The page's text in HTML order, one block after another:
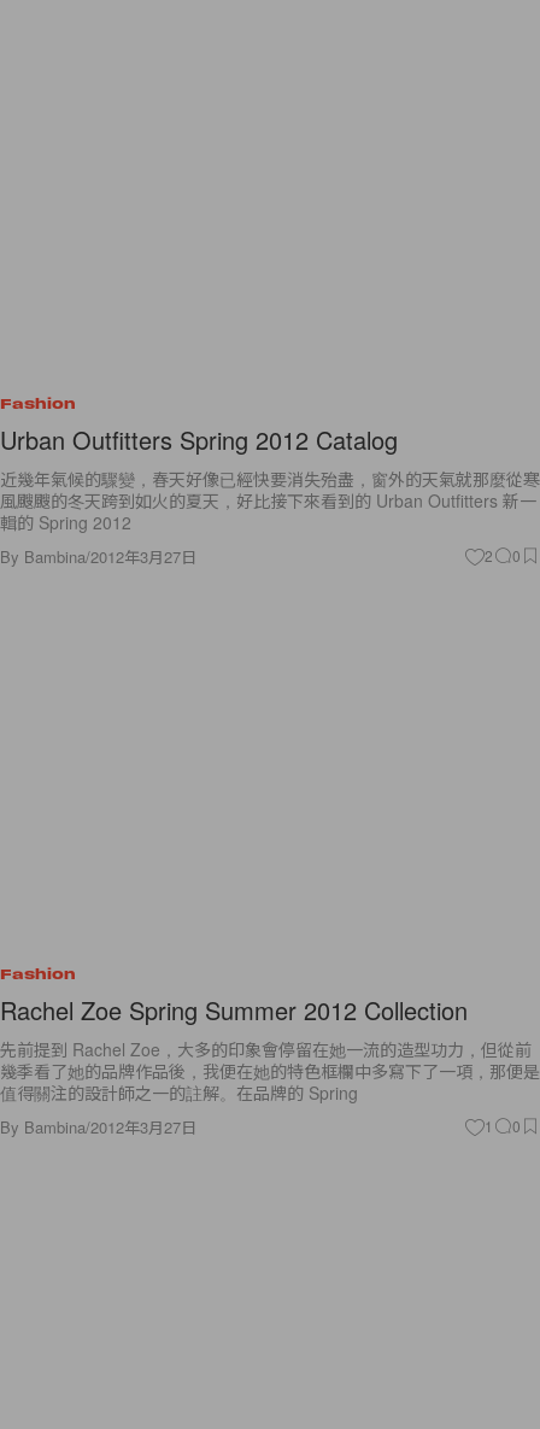
Fashion
Urban Outfitters Spring 2012 Catalog
近幾年氣候的驟變，春天好像已經快要消失殆盡，窗外的天氣就那麼從寒
風颼颼的冬天跨到如火的夏天，好比接下來看到的 Urban Outfitters 新一
輯的 Spring 2012
By Bambina/2012年3月27日 2 0
Fashion
Rachel Zoe Spring Summer 2012 Collection
先前提到 Rachel Zoe，大多的印象會停留在她一流的造型功力，但從前
幾季看了她的品牌作品後，我便在她的特色框欄中多寫下了一項，那便是
值得關注的設計師之一的註解。在品牌的 Spring
By Bambina/2012年3月27日 1 0